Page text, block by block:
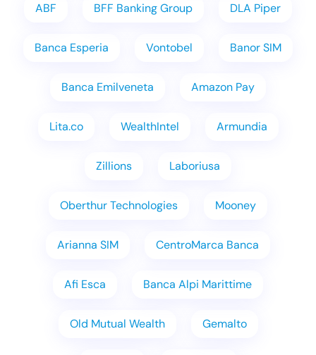
ABF BFF Banking Group DLA Piper
Banca Esperia Vontobel Banor SIM
Banca Emilveneta Amazon Pay
Lita.co WealthIntel Armundia
Zillions Laboriusa
Oberthur Technologies Mooney
Arianna SIM CentroMarca Banca
Afi Esca Banca Alpi Marittime
Old Mutual Wealth Gemalto